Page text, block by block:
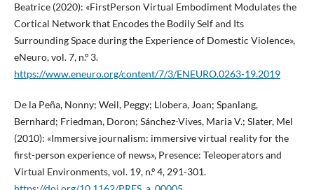
Beatrice (2020): «FirstPerson Virtual Embodiment Modulates the
Cortical Network that Encodes the Bodily Self and Its
Surrounding Space during the Experience of Domestic Violence»,
eNeuro, vol. 7, n.º 3.
https://www.eneuro.org/content/7/3/ENEURO.0263-19.2019
De la Peña, Nonny; Weil, Peggy; Llobera, Joan; Spanlang,
Bernhard; Friedman, Doron; Sánchez-Vives, Maria V.; Slater, Mel
(2010): «Immersive journalism: immersive virtual reality for the
first-person experience of news», Presence: Teleoperators and
Virtual Environments, vol. 19, n.º 4, 291-301.